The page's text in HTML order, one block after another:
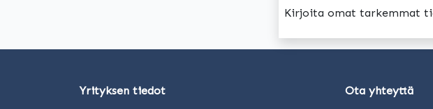
Kirjoita omat tarkemmat
Yrityksen tiedot Ota yhteyttä